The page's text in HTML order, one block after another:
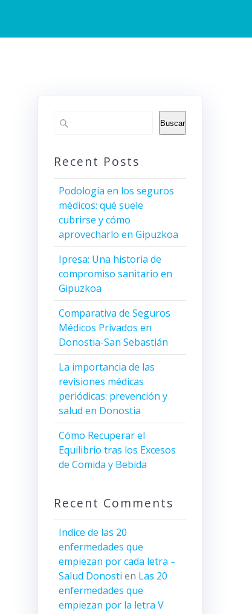
Buscar
Recent Posts
Podología en los seguros
médicos: qué suele
cubrirse y cómo
aprovecharlo en Gipuzkoa
Ipresa: Una historia de
compromiso sanitario en
Gipuzkoa
Comparativa de Seguros
Médicos Privados en
Donostia-San Sebastián
La importancia de las
revisiones médicas
periódicas: prevención y
salud en Donostia
Cómo Recuperar el
Equilibrio tras los Excesos
de Comida y Bebida
Recent Comments
Indice de las 20
enfermedades que
empiezan por cada letra –
Salud Donosti en Las 20
enfermedades que
empiezan por la letra V